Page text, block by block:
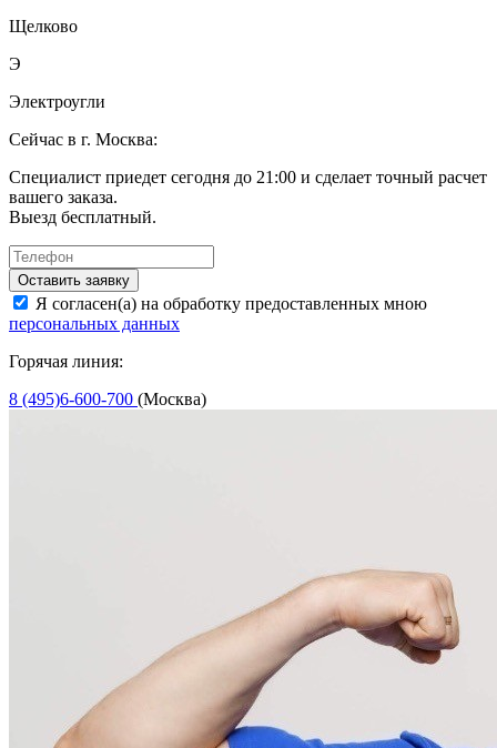
Щелково
Э
Электроугли
Сейчас в г. Москва:
Специалист приедет сегодня до 21:00 и сделает точный расчет
вашего заказа.
Выезд бесплатный.
Оставить заявку
Я согласен(а) на обработку предоставленных мною
персональных данных
Горячая линия:
8 (495)6-600-700 (Москва)